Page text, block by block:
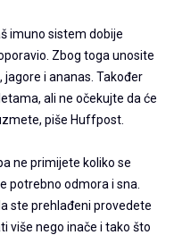
imuno sistem dobije
Zbog toga unosite
jagore i ananas. Također
ali ne očekujte da će
piše Huffpost.
ne primijete koliko se
potrebno odmora i sna.
ste prehlađeni provedete
više nego inače i tako što